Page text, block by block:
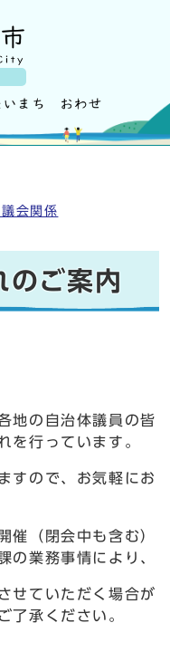
会関係
のご案内
地の自治体議員の皆
を行っています。
すので、お気軽にお
催（閉会中も含む）
の業務事情により、
せていただく場合が
了承ください。